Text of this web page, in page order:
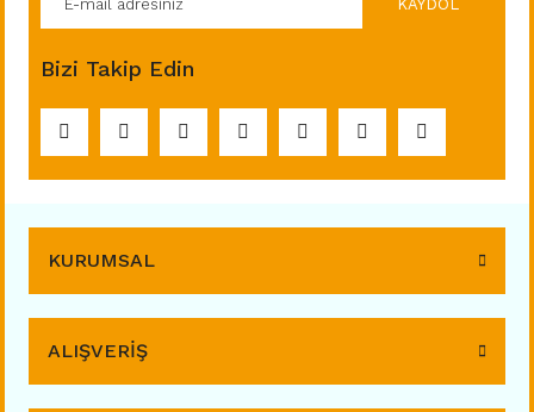
KAYDOL
Bizi Takip Edin
KURUMSAL
ALIŞVERİŞ